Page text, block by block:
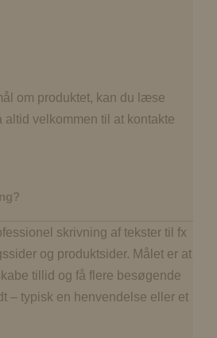
om produktet, kan du læse
altid velkommen til at kontakte
skrivning af tekster til fx
og produktsider. Målet er at
tillid og få flere besøgende
– typisk en henvendelse eller et